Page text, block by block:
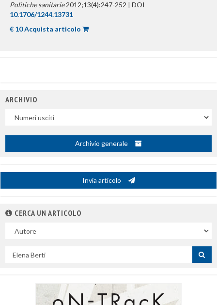
Politiche sanitarie2012;13(4):247-252 | DOI
10.1706/1244.13731
€ 10 Acquista articolo
ARCHIVIO
Archivio generale
Invia articolo
CERCA UN ARTICOLO
campo
per